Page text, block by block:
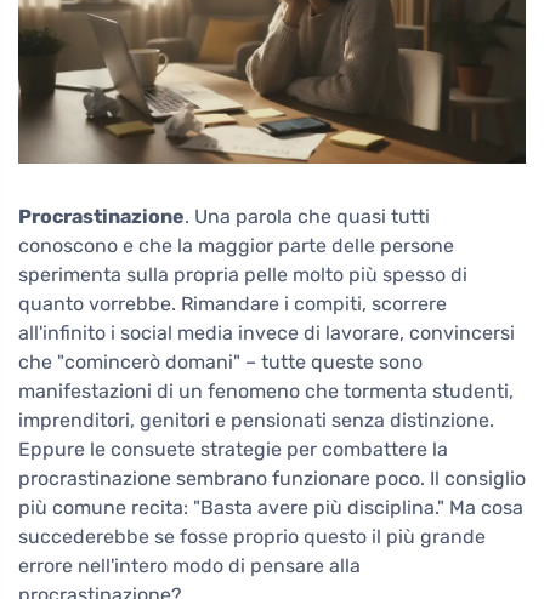
Procrastinazione. Una parola che quasi tutti
conoscono e che la maggior parte delle persone
sperimenta sulla propria pelle molto più spesso di
quanto vorrebbe. Rimandare i compiti, scorrere
all'infinito i social media invece di lavorare, convincersi
che "comincerò domani" – tutte queste sono
manifestazioni di un fenomeno che tormenta studenti,
imprenditori, genitori e pensionati senza distinzione.
Eppure le consuete strategie per combattere la
procrastinazione sembrano funzionare poco. Il consiglio
più comune recita: "Basta avere più disciplina." Ma cosa
succederebbe se fosse proprio questo il più grande
errore nell'intero modo di pensare alla